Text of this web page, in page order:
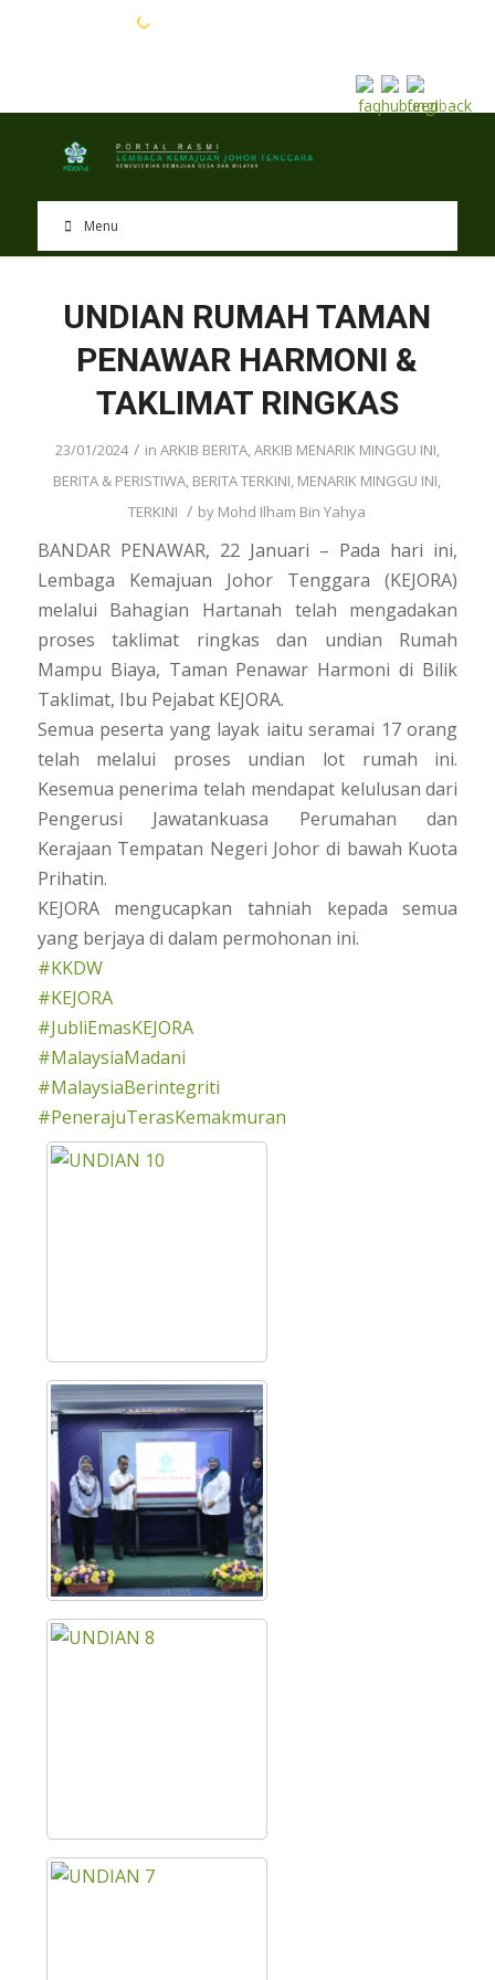
Menu
UNDIAN RUMAH TAMAN
PENAWAR HARMONI &
TAKLIMAT RINGKAS
23/01/2024 / in ARKIB BERITA,ARKIB MENARIK MINGGU INI,
BERITA & PERISTIWA, BERITA TERKINI, MENARIK MINGGU INI,
TERKINI / by Mohd Ilham Bin Yahya
BANDAR PENAWAR, 22 Januari – Pada hari ini,
Lembaga Kemajuan Johor Tenggara (KEJORA)
melalui Bahagian Hartanah telah mengadakan
proses taklimat ringkas dan undian Rumah
Mampu Biaya, Taman Penawar Harmoni di Bilik
Taklimat, Ibu Pejabat KEJORA.
Semua peserta yang layak iaitu seramai 17 orang
telah melalui proses undian lot rumah ini.
Kesemua penerima telah mendapat kelulusan dari
Pengerusi Jawatankuasa Perumahan dan
Kerajaan Tempatan Negeri Johor di bawah Kuota
Prihatin.
KEJORA mengucapkan tahniah kepada semua
yang berjaya di dalam permohonan ini.
#KKDW
#KEJORA
#JubliEmasKEJORA
#MalaysiaMadani
#MalaysiaBerintegriti
#PenerajuTerasKemakmuran